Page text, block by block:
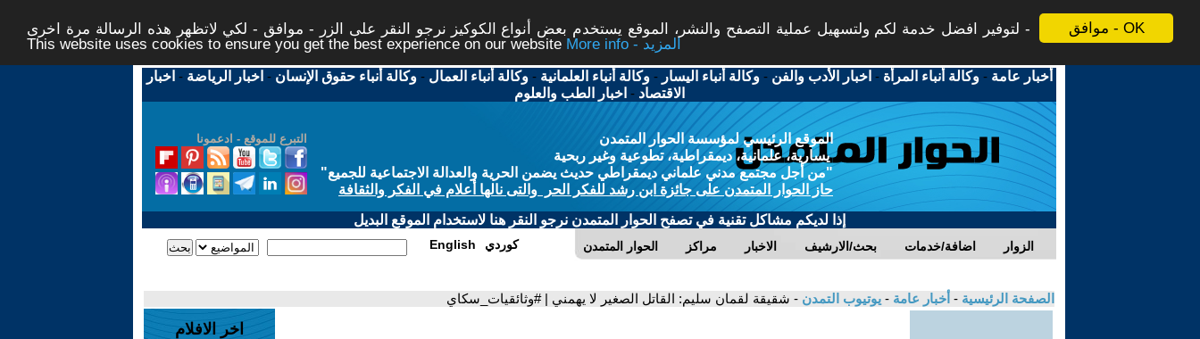
موافق - OK
لتوفير افضل خدمة لكم ولتسهيل عملية التصفح والنشر، الموقع يستخدم بعض أنواع الكوكيز نرجو النقر على الزر - موافق - لكي لاتظهر هذه الرسالة مرة اخرى -
This website uses cookies to ensure you get the best experience on our website
More info - المزيد
أخبار عامة -وكالة أنباء المرأة - اخبار الأدب والفن -وكالة أنباء اليسار -وكالة أنباء العلمانية -وكالة أنباء العمال -وكالة أنباء حقوق الإنسان - اخبار الرياضة - اخبار
الاقتصاد - اخبار الطب والعلوم
التبرع للموقع - ادعمونا
الموقع الرئيسي لمؤسسة الحوار المتمدن
يسارية، علمانية، ديمقراطية، تطوعية وغير ربحية
"من أجل مجتمع مدني علماني ديمقراطي حديث يضمن الحرية والعدالة الاجتماعية للجميع"
حاز الحوار المتمدن على جائزة ابن رشد للفكر الحر والتى نالها أعلام في الفكر والثقافة
إذا لديكم مشاكل تقنية في تصفح الحوار المتمدن نرجو النقر هنا لاستخدام الموقع البديل
الحوار المتمدن مراكز الاخبار بحث/الارشيف اضافة/خدمات الزوار English كوردي
الصفحة الرئيسية - أخبار عامة - يوتيوب التمدن - شقيقة لقمان سليم: القاتل الصغير لا يهمني | #وثائقيات_سكاي
اخر الافلام